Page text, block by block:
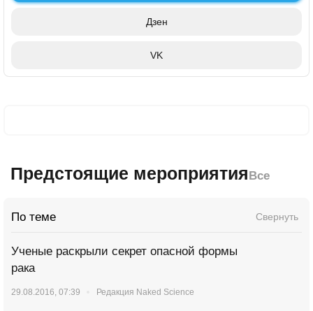
Дзен
VK
Предстоящие мероприятияВсе
По теме Свернуть
Ученые раскрыли секрет опасной формы
рака
29.08.2016, 07:39 Редакция Naked Science